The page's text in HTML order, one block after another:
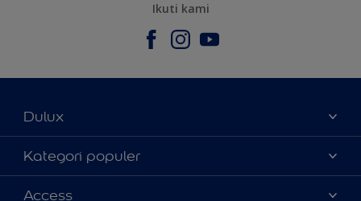
Ikuti kami
Dulux
Tentang Kami
Contact us
Kategori populer
Warna
Access